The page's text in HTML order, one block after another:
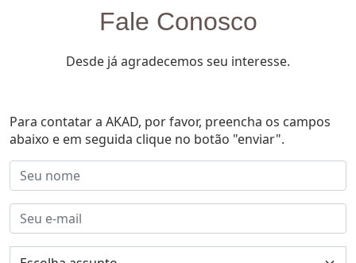
Fale Conosco
Desde já agradecemos seu interesse.
Para contatar a AKAD, por favor, preencha os campos
abaixo e em seguida clique no botão "enviar".